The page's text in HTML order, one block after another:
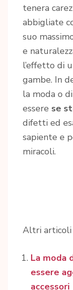
tenera
abbigliate
suo
e
l’effetto di
gambe. In
la moda o
essere se
difetti ed
sapiente e
miracoli.
Altri articoli
La moda
essere
accessori